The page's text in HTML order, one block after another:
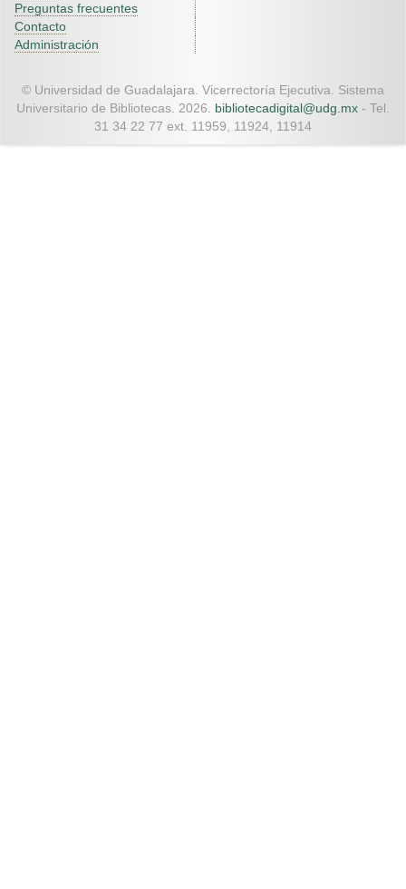
Preguntas frecuentes
Contacto
Administración
© Universidad de Guadalajara. Vicerrectoría Ejecutiva. Sistema
Universitario de Bibliotecas. 2026. bibliotecadigital@udg.mx - Tel.
31 34 22 77 ext. 11959, 11924, 11914